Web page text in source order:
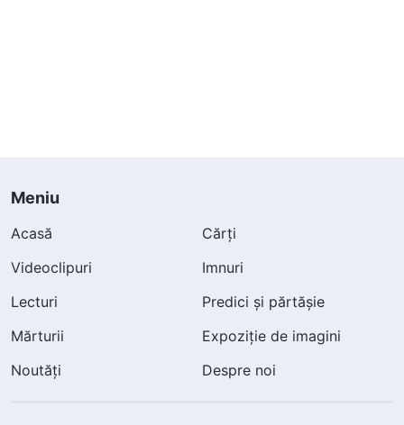
Meniu
Acasă
Cărți
Videoclipuri
Imnuri
Lecturi
Predici și părtășie
Mărturii
Expoziție de imagini
Noutăți
Despre noi